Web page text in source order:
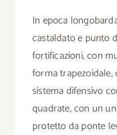
In epoca
castaldato e punto
fortificazioni, con
forma trapezoidale,
sistema difensivo
quadrate, con un
protetto da ponte